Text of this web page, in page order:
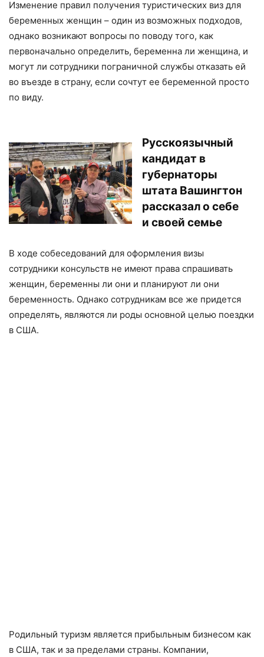
Изменение правил получения туристических виз для
беременных женщин – один из возможных подходов,
однако возникают вопросы по поводу того, как
первоначально определить, беременна ли женщина, и
могут ли сотрудники пограничной службы отказать ей
во въезде в страну, если сочтут ее беременной просто
по виду.
Русскоязычный
кандидат в
губернаторы
штата Вашингтон
рассказал о себе
и своей семье
В ходе собеседований для оформления визы
сотрудники консульств не имеют права спрашивать
женщин, беременны ли они и планируют ли они
беременность. Однако сотрудникам все же придется
определять, являются ли роды основной целью поездки
в США.
Родильный туризм является прибыльным бизнесом как
в США, так и за пределами страны. Компании,